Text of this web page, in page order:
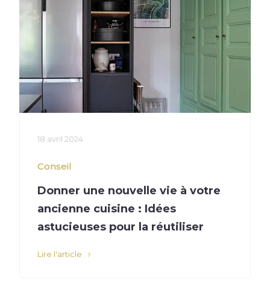
18 avril 2024
Conseil
Donner une nouvelle vie à votre
ancienne cuisine : Idées
astucieuses pour la réutiliser
Lire l'article